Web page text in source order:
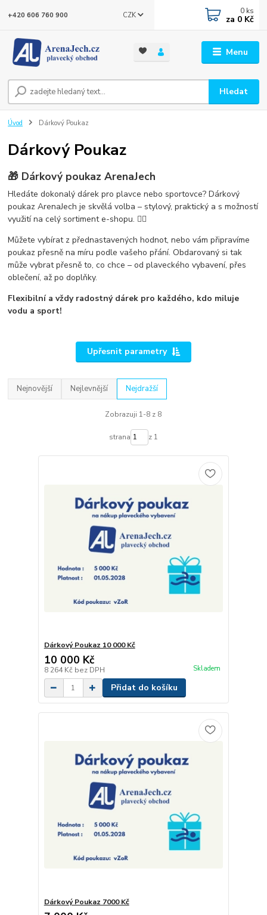
Menu
CZK
Hledat
+420 606 760 900 0 ks
za 0 Kč
Úvod Dárkový Poukaz
Dárkový Poukaz
🎁 Dárkový poukaz ArenaJech
Hledátedokonalý dárek pro plavce nebo sportovce?Dárkový
poukaz ArenaJech je skvělá volba – stylový, praktický a s možností
využití na celý sortiment e-shopu. 🏊‍♂️
Můžete vybírat zpřednastavených hodnot, nebo vám připravíme
poukaz přesně na míru podle vašeho přání. Obdarovaný si tak
může vybrat přesně to, co chce – od plaveckého vybavení, přes
oblečení, až po doplňky.
Flexibilní a vždy radostný dárek pro každého, kdo miluje
vodu a sport!
Upřesnit parametry
Nejnovější Nejlevnější Nejdražší
Zobrazuji 1-8 z 8
strana z 1
Dárkový Poukaz 10 000 Kč
10 000 Kč
8 264 Kč bez DPH Skladem
Přidat do košíku
Dárkový Poukaz 7000 Kč